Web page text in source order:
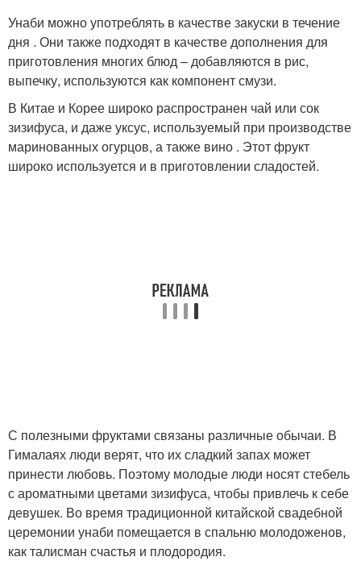
Унаби можно употреблять в качестве закуски в течение
дня . Они также подходят в качестве дополнения для
приготовления многих блюд – добавляются в рис,
выпечку, используются как компонент смузи.
В Китае и Корее широко распространен чай или сок
зизифуса, и даже уксус, используемый при производстве
маринованных огурцов, а также вино . Этот фрукт
широко используется и в приготовлении сладостей.
С полезными фруктами связаны различные обычаи. В
Гималаях люди верят, что их сладкий запах может
принести любовь. Поэтому молодые люди носят стебель
с ароматными цветами зизифуса, чтобы привлечь к себе
девушек. Во время традиционной китайской свадебной
церемонии унаби помещается в спальню молодоженов,
как талисман счастья и плодородия.